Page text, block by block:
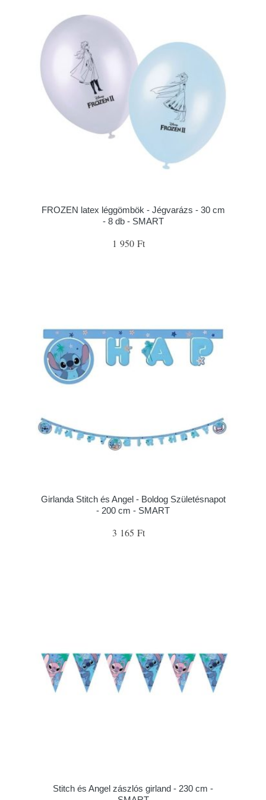
FROZEN latex léggömbök - Jégvarázs - 30 cm
- 8 db - SMART
1 950 Ft
Girlanda Stitch és Angel - Boldog Születésnapot
- 200 cm - SMART
3 165 Ft
Stitch és Angel zászlós girland - 230 cm -